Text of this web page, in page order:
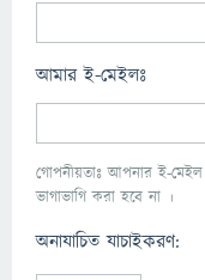
আমার ই-মেইলঃ
গোপনীয়তাঃ আপনার ই-মেইল
ভাগাভাগি করা হবে না ।
অনাযাচিত যাচাইকরণ: